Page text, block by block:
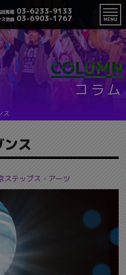
田馬場 03-6233-9133
池袋 03-6903-1767 MENU
COLUMN
コラム
ス
ス
ステップス・アーツ